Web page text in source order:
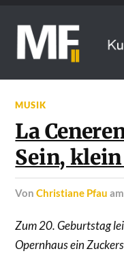
MUSIK
La
Sein,
vonChristiane Pfau am
Zum 20. Geburtstag
Opernhaus ein